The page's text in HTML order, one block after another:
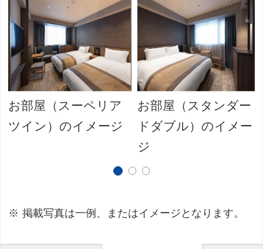
お部屋（スーペリア
ツイン）のイメージ
お部屋（スタンダー
ドダブル）のイメー
ジ
掲載写真は一例、またはイメージとなります。